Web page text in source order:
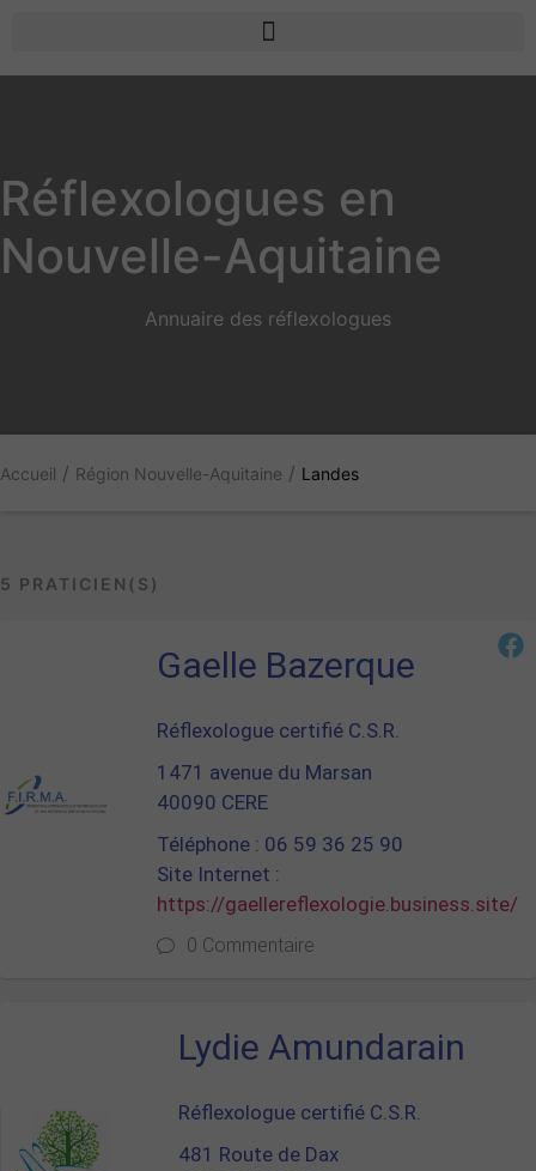
Réflexologues en
Nouvelle-Aquitaine
Annuaire des réflexologues
Accueil / Région Nouvelle-Aquitaine / Landes
5 PRATICIEN(S)
Gaelle Bazerque
Réflexologue certifié C.S.R.
1471 avenue du Marsan
40090 CERE
Téléphone : 06 59 36 25 90
Site Internet :
https://gaellereflexologie.business.site/
0 Commentaire
Lydie Amundarain
Réflexologue certifié C.S.R.
481 Route de Dax